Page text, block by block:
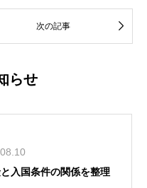
次の記事 
らせ
入国条件の関係を整理